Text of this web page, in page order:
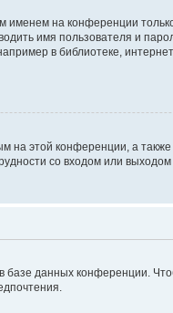
именем на конференции
имя пользователя и
в библиотеке,
этой конференции, а
со входом или
данных конференции.